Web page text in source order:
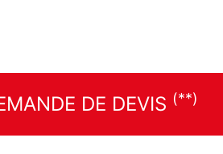
DE DEVIS (**)